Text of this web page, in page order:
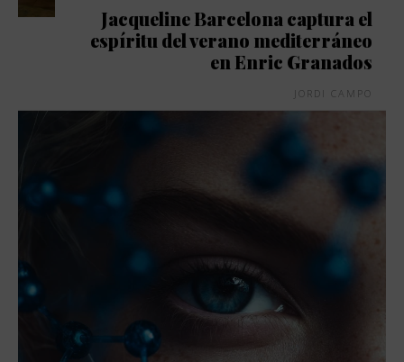
Jacqueline Barcelona captura el
espíritu del verano mediterráneo
en Enric Granados
JORDI CAMPO